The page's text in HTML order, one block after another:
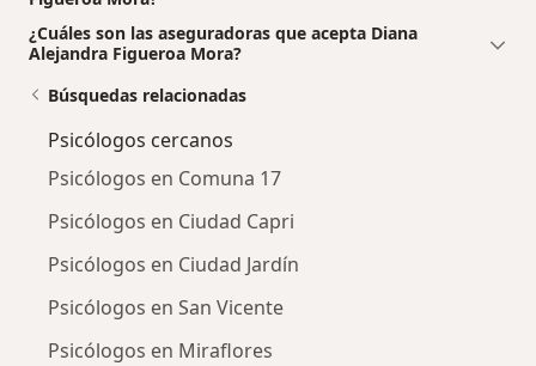
¿Cuáles son las aseguradoras que acepta Diana
Alejandra Figueroa Mora?
Búsquedas relacionadas
Psicólogos cercanos
Psicólogos en Comuna 17
Psicólogos en Ciudad Capri
Psicólogos en Ciudad Jardín
Psicólogos en San Vicente
Psicólogos en Miraflores